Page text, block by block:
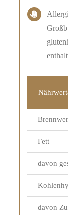
Fett
davon
davon